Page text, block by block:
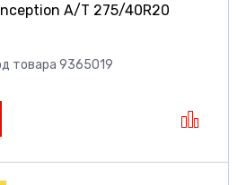
A/T 275/40R20
товара 9365019